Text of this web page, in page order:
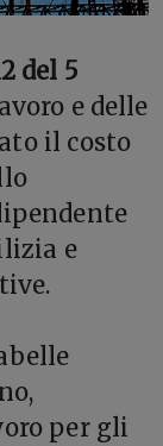
del 5
e delle
il costo
e
per gli